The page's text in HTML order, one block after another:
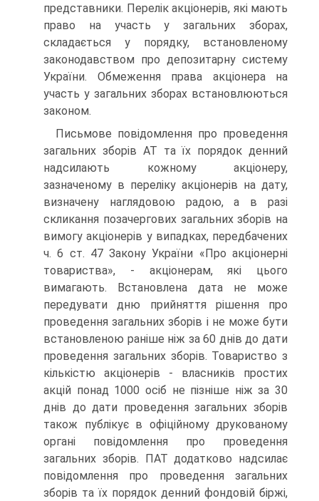
представники. Перелік акціонерів, які мають
право на участь у загальних зборах,
складається у порядку, вста­новленому
законодавством про депозитарну систему
Украї­ни. Обмеження права акціонера на
участь у загальних збо­рах встановлюються
законом.
Письмове повідомлення про проведення
загальних збо­рів АТ та їх порядок денний
надсилають кожному акціоне­ру,
зазначеному в переліку акціонерів на дату,
визначену наглядовою радою, а в разі
скликання позачергових загаль­них зборів на
вимогу акціонерів у випадках, передбачених
ч. 6 ст. 47 Закону України «Про акціонерні
товариства», - акціонерам, які цього
вимагають. Встановлена дата не може
передувати дню прийняття рішення про
проведення загаль­них зборів і не може бути
встановленою раніше ніж за 60 днів до дати
проведення загальних зборів. Товариство з
кількістю акціонерів - власників простих
акцій понад 1000 осіб не пізніше ніж за 30
днів до дати проведення за­гальних зборів
також публікує в офіційному друкованому
органі повідомлення про проведення
загальних зборів. ПАТ додатково надсилає
повідомлення про проведення загаль­них
зборів та їх порядок денний фондовій біржі,